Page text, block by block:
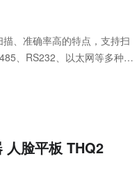
、准确率高的特点，支持扫
、RS232、以太网等多种输
操
人脸平板 THQ2